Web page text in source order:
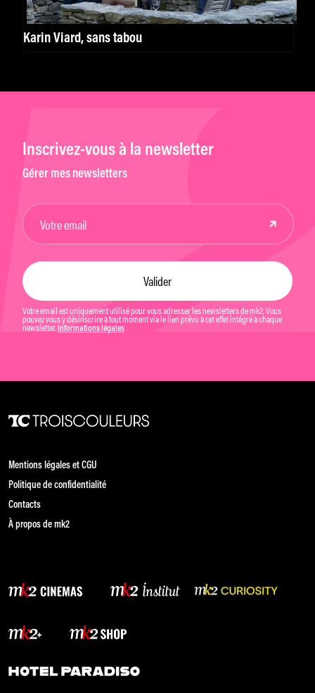
Karin Viard, sans tabou
Inscrivez-vous à la newsletter
Gérer mes newsletters
Votre email est uniquement utilisé pour vous adresser les newsletters de mk2. Vous
pouvez vous y désinscrire à tout moment via le lien prévu à cet effet intégré à chaque
newsletter. Informations légales
Mentions légales et CGU
Politique de confidentialité
Contacts
À propos de mk2